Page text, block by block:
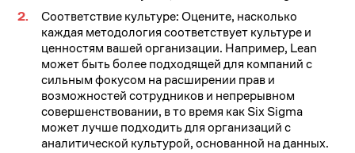
Соответствие культуре: Оцените, насколько
каждая методология соответствует культуре и
ценностям вашей организации. Например, Lean
может быть более подходящей для компаний с
сильным фокусом на расширении прав и
возможностей сотрудников и непрерывном
совершенствовании, в то время как Six Sigma
может лучше подходить для организаций с
аналитической культурой, основанной на данных.